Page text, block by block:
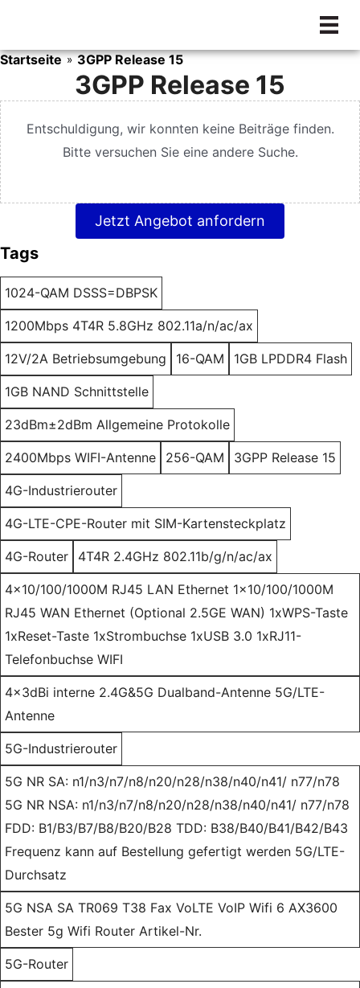
springen
Startseite » 3GPP Release 15
3GPP Release 15
Entschuldigung, wir konnten keine Beiträge finden.
Bitte versuchen Sie eine andere Suche.
Jetzt Angebot anfordern
Tags
1024-QAM DSSS=DBPSK
1200Mbps 4T4R 5.8GHz 802.11a/n/ac/ax
12V/2A Betriebsumgebung 16-QAM 1GB LPDDR4 Flash
1GB NAND Schnittstelle
23dBm±2dBm Allgemeine Protokolle
2400Mbps WIFI-Antenne 256-QAM 3GPP Release 15
4G-Industrierouter
4G-LTE-CPE-Router mit SIM-Kartensteckplatz
4G-Router 4T4R 2.4GHz 802.11b/g/n/ac/ax
4x10/100/1000M RJ45 LAN Ethernet 1x10/100/1000M
RJ45 WAN Ethernet (Optional 2.5GE WAN) 1xWPS-Taste
1xReset-Taste 1xStrombuchse 1xUSB 3.0 1xRJ11-
Telefonbuchse WIFI
4x3dBi interne 2.4G&5G Dualband-Antenne 5G/LTE-
Antenne
5G-Industrierouter
5G NR SA: n1/n3/n7/n8/n20/n28/n38/n40/n41/ n77/n78
5G NR NSA: n1/n3/n7/n8/n20/n28/n38/n40/n41/ n77/n78
FDD: B1/B3/B7/B8/B20/B28 TDD: B38/B40/B41/B42/B43
Frequenz kann auf Bestellung gefertigt werden 5G/LTE-
Durchsatz
5G NSA SA TR069 T38 Fax VoLTE VoIP Wifi 6 AX3600
Bester 5g Wifi Router Artikel-Nr.
5G-Router